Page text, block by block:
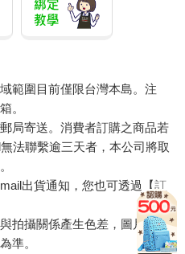
範圍目前僅限台灣本島。注
。
局寄送。消費者訂購之商品若
法聯繫逾三天者，本公司將取
出貨通知，您也可透過【訂
拍攝關係產生色差，圖片僅供
準。